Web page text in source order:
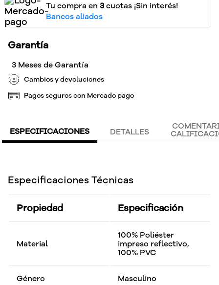
Tu compra en 3cuotas ¡Sin interés!
Bancos aliados
Garantía
3 Meses de Garantía
Cambios y devoluciones
Pagos seguros con Mercado pago
ESPECIFICACIONES DETALLES
Especificaciones Técnicas
Propiedad Especificación
Material
100% Poliéster
impreso reflectivo,
100% PVC
Género Masculino